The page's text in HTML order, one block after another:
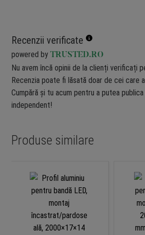
Recenzii verificate
powered by TRUSTED.RO
Nu avem încă opinii de la clienți verificați
Recenzia poate fi lăsată doar de cei care
Cumpără și tu acum pentru a putea
independent!
Produse similare